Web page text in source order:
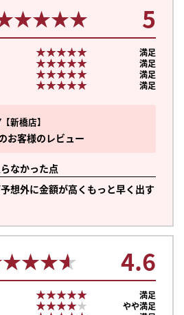
新橋店
お客様のレビュー
なかった点
想外に金額が高くもっと早く出す
5
★★★★★
★★★★★
満足
★★★★★
★★★★★
満足
★★★★★
★★★★★
満足
★★★★★
★★★★★ 満足
4.6
★★★★★
★★★★★
満足
★★★★★
★★★★★
やや満足